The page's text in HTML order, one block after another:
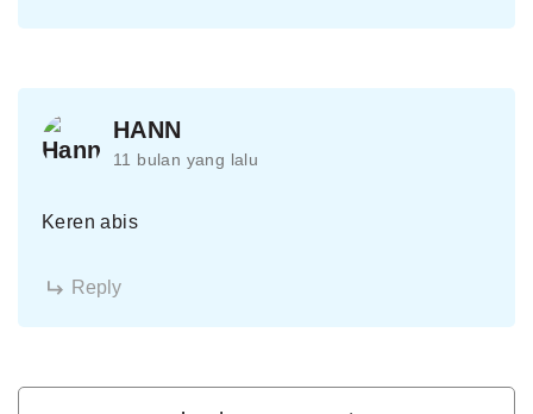
HANN
11 bulan yang lalu
Keren abis
Reply